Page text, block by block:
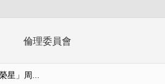
倫理委員會
星」周...